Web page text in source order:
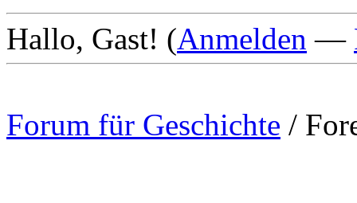
Hallo, Gast! (Anmelden —
Forum für Geschichte /